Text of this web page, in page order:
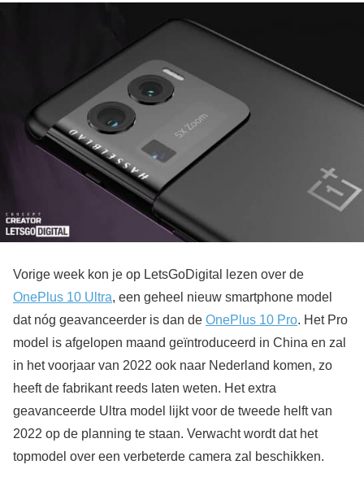
Vorige week kon je op LetsGoDigital lezen over de
OnePlus 10 Ultra, een geheel nieuw smartphone model
dat nóg geavanceerder is dan de OnePlus 10 Pro. Het Pro
model is afgelopen maand geïntroduceerd in China en zal
in het voorjaar van 2022 ook naar Nederland komen, zo
heeft de fabrikant reeds laten weten. Het extra
geavanceerde Ultra model lijkt voor de tweede helft van
2022 op de planning te staan. Verwacht wordt dat het
topmodel over een verbeterde camera zal beschikken.